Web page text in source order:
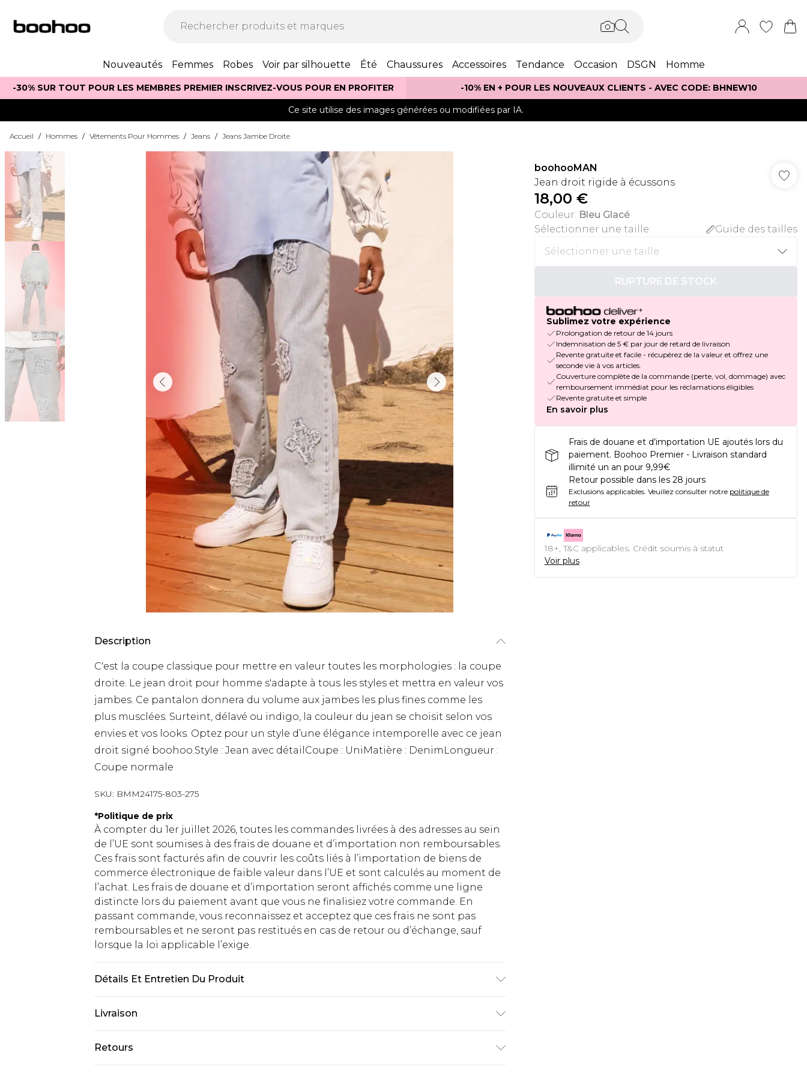
Nouveautés Femmes Robes Voir par silhouette Été Chaussures Accessoires Tendance Occasion DSGN Homme
-30% SUR TOUT POUR LES MEMBRES PREMIER INSCRIVEZ-VOUS POUR EN PROFITER -10% EN + POUR LES NOUVEAUX CLIENTS - AVEC CODE: BHNEW10
Ce site utilise des images générées ou modifiées par IA.
Accueil / Hommes / Vêtements Pour Hommes / Jeans / Jeans Jambe Droite
Description
C'est la coupe classique pour mettre en valeur toutes les morphologies : la coupe
droite. Le jean droit pour homme s'adapte à tous les styles et mettra en valeur vos
jambes. Ce pantalon donnera du volume aux jambes les plus fines comme les
plus musclées. Surteint, délavé ou indigo, la couleur du jean se choisit selon vos
envies et vos looks. Optez pour un style d’une élégance intemporelle avec ce jean
droit signé boohoo.Style : Jean avec détailCoupe : UniMatière : DenimLongueur :
Coupe normale
SKU: BMM24175-803-275
*Politique de prix
À compter du 1er juillet 2026, toutes les commandes livrées à des adresses au sein
de l’UE sont soumises à des frais de douane et d’importation non remboursables.
Ces frais sont facturés afin de couvrir les coûts liés à l’importation de biens de
commerce électronique de faible valeur dans l’UE et sont calculés au moment de
l’achat. Les frais de douane et d’importation seront affichés comme une ligne
distincte lors du paiement avant que vous ne finalisiez votre commande. En
passant commande, vous reconnaissez et acceptez que ces frais ne sont pas
remboursables et ne seront pas restitués en cas de retour ou d’échange, sauf
lorsque la loi applicable l’exige.
Détails Et Entretien Du Produit
Livraison
Livraison standard France
€2.99
Retours
boohooMAN
Jean droit rigide à écussons
18,00 €
Couleur: Bleu Glacé
Sélectionner une taille: Guide des tailles
RUPTURE DE STOCK
Sublimez votre expérience
Prolongation de retour de 14 jours
Indemnisation de 5 € par jour de retard de livraison
Revente gratuite et facile - récupérez de la valeur et offrez une
seconde vie à vos articles.
Couverture complète de la commande (perte, vol, dommage) avec
remboursement immédiat pour les réclamations éligibles
Revente gratuite et simple
En savoir plus
Frais de douane et d’importation UE ajoutés lors du
paiement. Boohoo Premier - Livraison standard
illimité un an pour 9,99€
Retour possible dans les 28 jours
Exclusions applicables. Veuillez consulter notre politique de
retour
18+, T&C applicables. Crédit soumis à statut
Voir plus